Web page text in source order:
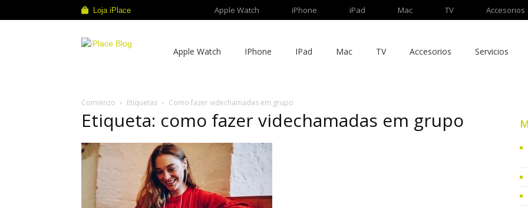
Loja iPlace Apple Watch iPhone iPad Mac TV Accesorios
Apple Watch IPhone IPad Mac TV Accesorios Servicios
Comienzo Etiquetas Como fazer videchamadas em grupo
Etiqueta: como fazer videchamadas em grupo